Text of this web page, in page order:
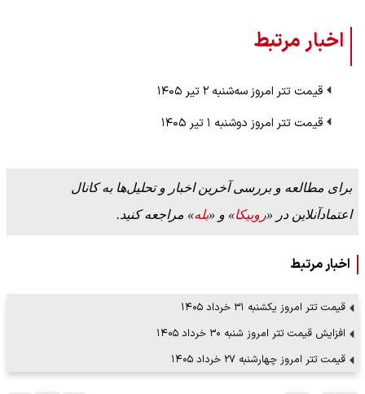
اخبار مرتبط
قیمت تتر امروز سه‌شنبه ۲ تیر ۱۴۰۵
قیمت تتر امروز دوشنبه ۱ تیر ۱۴۰۵
برای مطالعه و بررسی آخرین اخبار و تحلیل‌ها به کانال
اعتمادآنلاین در «روبیکا» و «بله» مراجعه کنید.
اخبار مرتبط
قیمت تتر امروز یکشنبه ۳۱ خرداد ۱۴۰۵
افزایش قیمت تتر امروز شنبه ۳۰ خرداد ۱۴۰۵
قیمت تتر امروز چهار‌شنبه ۲۷ خرداد ۱۴۰۵